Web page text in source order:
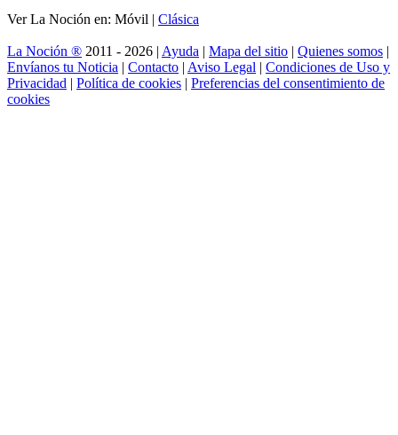
Ver La Noción en: Móvil | Clásica
La Noción ® 2011 - 2026 | Ayuda | Mapa del sitio | Quienes somos |
Envíanos tu Noticia | Contacto | Aviso Legal | Condiciones de Uso y
Privacidad | Política de cookies | Preferencias del consentimiento de
cookies